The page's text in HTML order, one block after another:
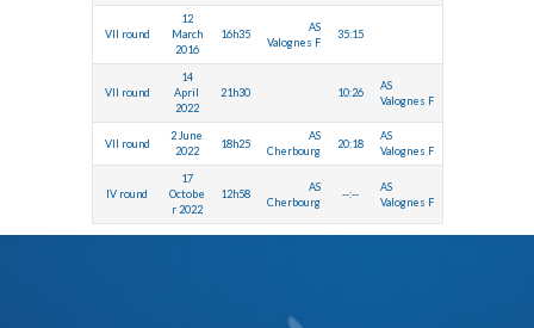
VII round
12
March
2016
16h35
AS
Valognes F
35:15
VII round
14
April
2022
21h30 10:26
AS
Valognes F
VII round
2 June
2022
18h25
AS
Cherbourg
20:18
AS
Valognes F
IV round
17
Octobe
r 2022
12h58
AS
Cherbourg
--:--
AS
Valognes F